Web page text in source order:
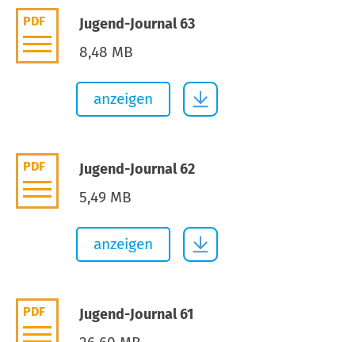
PDF Jugend-Journal 63
8,48 MB
anzeigen
PDF Jugend-Journal 62
5,49 MB
anzeigen
PDF Jugend-Journal 61